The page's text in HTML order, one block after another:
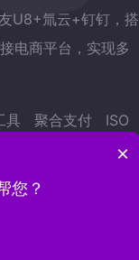
U8+氚云+钉钉，搭
电商平台，实现多
具 聚合支付
ISO
地表水监测
-12
×
您？